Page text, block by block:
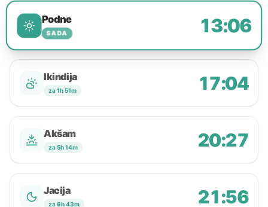
Podne
SADA 13:06
Ikindija
za 1h 51m 17:04
Akšam
za 5h 14m 20:27
Jacija
za 6h 43m 21:56